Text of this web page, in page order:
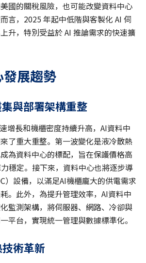
國的關稅風險，也可能改變資料中心
言，2025 年起中低階與客製化 AI 伺
升，特別受益於 AI 推論需求的快速擴
展趨勢
與部署架構重整
增長和機櫃密度持續升高，AI資料中
了重大重整。第一波變化是液冷散熱
為資料中心的標配，旨在保護價格高
穩定。接下來，資料中心也將逐步導
）設備，以滿足AI機櫃龐大的供電需求
。此外，為提升管理效率，AI資料中
監測架構，將伺服器、網路、冷卻與
平台，實現統一管理與數據標準化。
術革新